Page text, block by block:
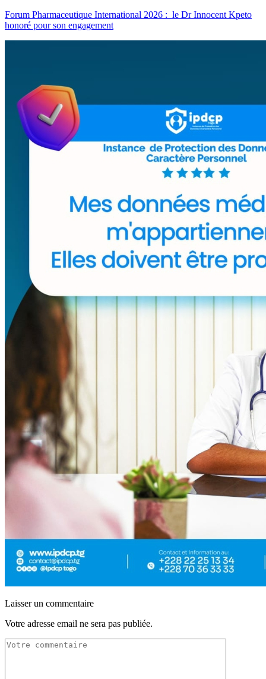
Forum Pharmaceutique International 2026 : le Dr Innocent Kpeto
honoré pour son engagement
Laisser un commentaire
Votre adresse email ne sera pas publiée.